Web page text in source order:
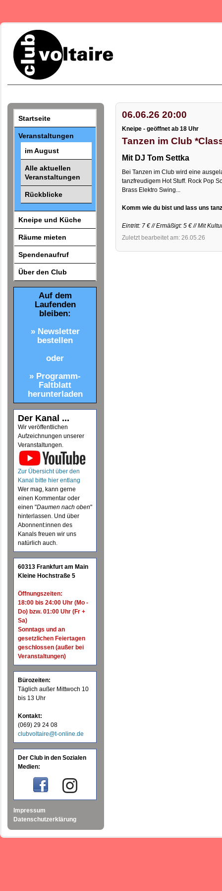
Startseite
Veranstaltungen
im August
Alle aktuellen
Veranstaltungen
Rückblicke
Kneipe und Küche
Räume mieten
Spendenaufruf
Über den Club
Auf dem
Laufenden
bleiben:
» Newsletter
bestellen
oder
» Programm-
Faltblatt
herunterladen
Der Kanal ...
Wir veröffentlichen
Aufzeichnungen unserer
Veranstaltungen.
Zur Übersicht über den
Kanal bitte hier entlang
Wer mag, kann gerne
einen Kommentar oder
einen "Daumen nach oben"
hinterlassen. Und über
Abonnent:innen des
Kanals freuen wir uns
natürlich auch.
60313 Frankfurt am Main
Kleine Hochstraße 5
Öffnungszeiten:
18:00 bis 24:00 Uhr (Mo -
Do) bzw. 01:00 Uhr (Fr +
Sa)
Sonntags und an
gesetzlichen Feiertagen
geschlossen (außer bei
Veranstaltungen)
Bürozeiten:
Täglich außer Mittwoch 10
bis 13 Uhr
Kontakt:
(069) 29 24 08
clubvoltaire@t-online.de
Der Club in den Sozialen
Medien:
Impressum
Datenschutzerklärung
06.06.26 20:00
Kneipe - geöffnet ab 18 Uhr
Tanzen im Club
Mit DJ Tom Settka
Bei Tanzen im Club wird eine
tanzfreudigem Hot Stuff. Rock Pop
Brass Elektro Swing...
Komm wie du bist und lass uns
Eintritt: 7 € // Ermäßigt: 5 € // Mit
Zuletzt bearbeitet am: 26.05.26